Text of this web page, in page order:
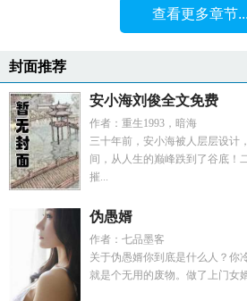
查看更多章节...
封面推荐
安小海刘俊全文免费
作者：重生1993，暗海
三十年前，安小海被人层层设计
间，从人生的巅峰跌到了谷底！
摧...
伪愚婿
作者：七品墨客
关于伪愚婿你到底是什么人？你
就是个无用的废物。做了上门女